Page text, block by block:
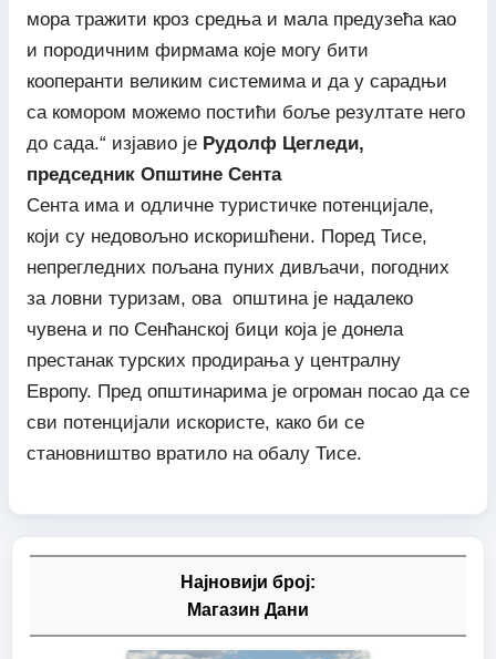
мора тражити кроз средња и мала предузећа као
и породичним фирмама које могу бити
кооперанти великим системима и да у сарадњи
са комором можемо постићи боље резултате него
до сада.“ изјавио је Рудолф Цегледи,
председник Општине Сента
Сента има и одличне туристичке потенцијале,
који су недовољно искоришћени. Поред Тисе,
непрегледних пољана пуних дивљачи, погодних
за ловни туризам, ова општина је надалеко
чувена и по Сенћанској бици која је донела
престанак турских продирања у централну
Европу. Пред општинарима је огроман посао да се
сви потенцијали искористе, како би се
становништво вратило на обалу Тисе.
Најновији број:
Магазин Дани